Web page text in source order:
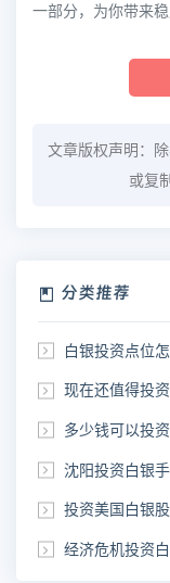
一部分，为你带来稳
文章版权声明：
或复
分类推荐
白银投资点位
现在还值得投
多少钱可以投
沈阳投资白银
投资美国白银
经济危机投资